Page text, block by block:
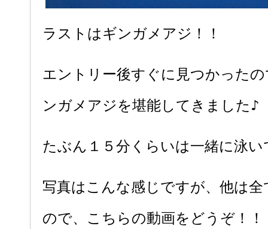
ラストはギンガメアジ！！
エントリー後すぐに見つかった
ンガメアジを堪能してきました♪
たぶん１５分くらいは一緒に泳
写真はこんな感じですが、他は
ので、こちらの動画をどうぞ！！